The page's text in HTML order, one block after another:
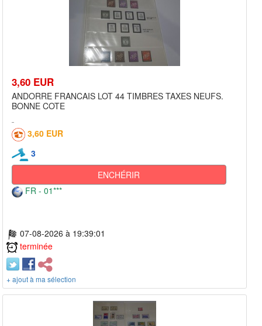
3,60 EUR
ANDORRE FRANCAIS LOT 44 TIMBRES TAXES NEUFS.
BONNE COTE
3,60 EUR
3
ENCHÉRIR
FR - 01***
07-08-2026 à 19:39:01
terminée
+ ajout à ma sélection